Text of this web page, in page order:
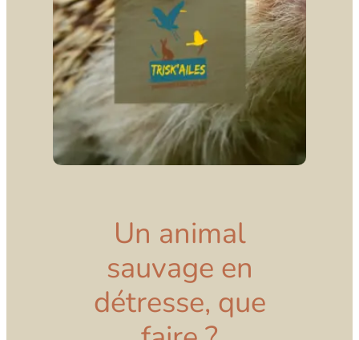
Un animal
sauvage en
détresse, que